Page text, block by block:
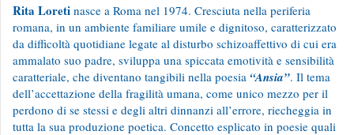
Rita Loreti nasce a Roma nel 1974. Cresciuta nella periferia
romana, in un ambiente familiare umile e dignitoso, caratterizzato
da difficoltà quotidiane legate al disturbo schizoaffettivo di cui era
ammalato suo padre, sviluppa una spiccata emotività e sensibilità
caratteriale, che diventano tangibili nella poesia “Ansia”. Il tema
dell’accettazione della fragilità umana, come unico mezzo per il
perdono di se stessi e degli altri dinnanzi all’errore, riecheggia in
tutta la sua produzione poetica. Concetto esplicato in poesie quali